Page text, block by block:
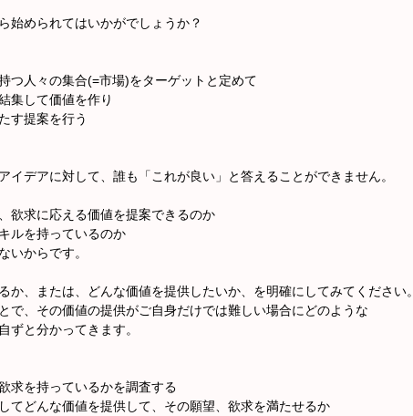
始められてはいかがでしょうか？
つ人々の集合(=市場)をターゲットと定めて
集して価値を作り
す提案を行う
イデアに対して、誰も「これが良い」と答えることができません。
欲求に応える価値を提案できるのか
ルを持っているのか
いからです。
か、または、どんな価値を提供したいか、を明確にしてみてください。
で、その価値の提供がご自身だけでは難しい場合にどのような
ずと分かってきます。
求を持っているかを調査する
てどんな価値を提供して、その願望、欲求を満たせるか